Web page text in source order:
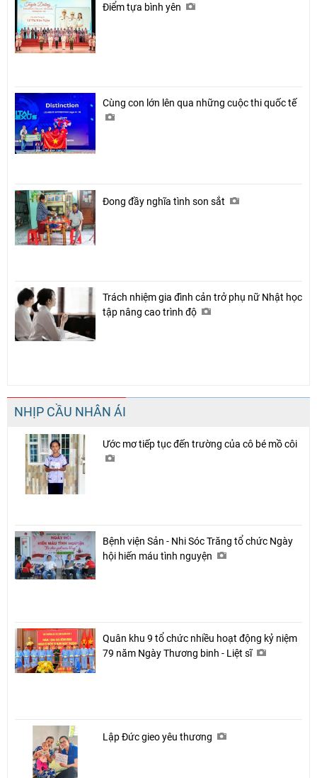
Điểm tựa bình yên
Cùng con lớn lên qua những cuộc thi quốc tế
Đong đầy nghĩa tình son sắt
Trách nhiệm gia đình cản trở phụ nữ Nhật học
tập nâng cao trình độ
NHỊP CẦU NHÂN ÁI
Ước mơ tiếp tục đến trường của cô bé mồ côi
Bệnh viện Sản - Nhi Sóc Trăng tổ chức Ngày
hội hiến máu tình nguyện
Quân khu 9 tổ chức nhiều hoạt động kỷ niệm
79 năm Ngày Thương binh - Liệt sĩ
Lập Đức gieo yêu thương